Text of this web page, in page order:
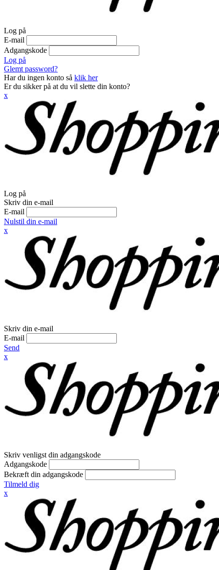
Log på
E-mail
Adgangskode
Log på
Glemt password?
Har du ingen konto så klik her
Er du sikker på at du vil slette din konto?
x
Log på
Skriv din e-mail
E-mail
Nulstil din e-mail
x
Skriv din e-mail
E-mail
Send
x
Skriv venligst din adgangskode
Adgangskode
Bekræft din adgangskode
Tilmeld dig
x